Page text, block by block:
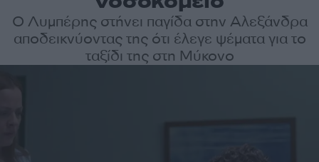
Ο Λυμπέρης στήνει παγίδα στην Αλεξάνδρα
αποδεικνύοντας της ότι έλεγε ψέματα για το
ταξίδι της στη Μύκονο